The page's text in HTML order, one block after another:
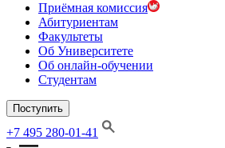
Приёмная комиссия
Абитуриентам
Факультеты
Об Университете
Об онлайн-обучении
Студентам
Поступить
+7 495 280-01-41